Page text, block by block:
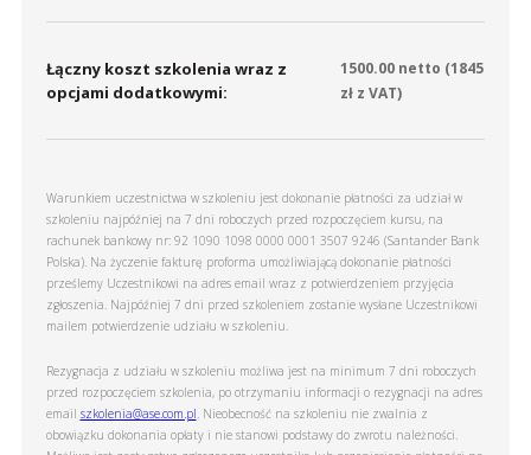
Łączny koszt szkolenia wraz z
opcjami dodatkowymi:
1500.00 netto (1845
zł z VAT)
Warunkiem uczestnictwa w szkoleniu jest dokonanie płatności za udział w
szkoleniu najpóźniej na 7 dni roboczych przed rozpoczęciem kursu, na
rachunek bankowy nr: 92 1090 1098 0000 0001 3507 9246 (Santander Bank
Polska). Na życzenie fakturę proforma umożliwiającą dokonanie płatności
prześlemy Uczestnikowi na adres email wraz z potwierdzeniem przyjęcia
zgłoszenia. Najpóźniej 7 dni przed szkoleniem zostanie wysłane Uczestnikowi
mailem potwierdzenie udziału w szkoleniu.
Rezygnacja z udziału w szkoleniu możliwa jest na minimum 7 dni roboczych
przed rozpoczęciem szkolenia, po otrzymaniu informacji o rezygnacji na adres
email szkolenia@ase.com.pl. Nieobecność na szkoleniu nie zwalnia z
obowiązku dokonania opłaty i nie stanowi podstawy do zwrotu należności.